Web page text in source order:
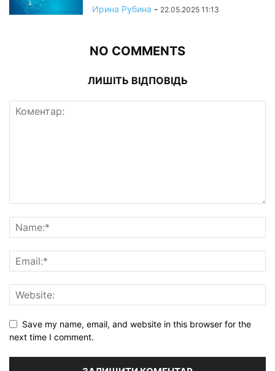
Ирина Рубина - 22.05.2025 11:13
NO COMMENTS
ЛИШІТЬ ВІДПОВІДЬ
Save my name, email, and website in this browser for the
next time I comment.